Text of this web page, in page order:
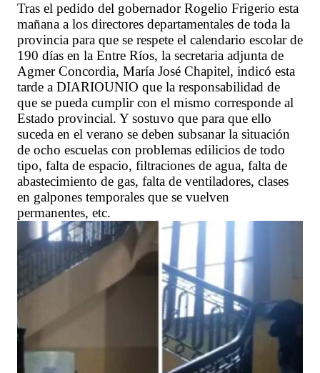
Tras el pedido del gobernador Rogelio Frigerio esta
mañana a los directores departamentales de toda la
provincia para que se respete el calendario escolar de
190 días en la Entre Ríos, la secretaria adjunta de
Agmer Concordia, María José Chapitel, indicó esta
tarde a DIARIOUNIO que la responsabilidad de
que se pueda cumplir con el mismo corresponde al
Estado provincial. Y sostuvo que para que ello
suceda en el verano se deben subsanar la situación
de ocho escuelas con problemas edilicios de todo
tipo, falta de espacio, filtraciones de agua, falta de
abastecimiento de gas, falta de ventiladores, clases
en galpones temporales que se vuelven
permanentes, etc.